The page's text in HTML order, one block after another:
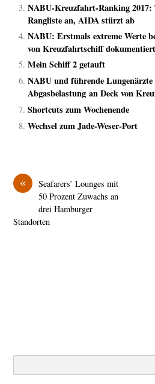
NABU-Kreuzfahrt-Ranking
Rangliste an, AIDA stürzt ab
NABU: Erstmals extreme Werte
von Kreuzfahrtschiff dokumentiert
Mein Schiff 2 getauft
NABU und führende
Abgasbelastung an Deck von
Shortcuts zum Wochenende
Wechsel zum Jade-Weser-Port
«
Seafarers’ Lounges mit
50 Prozent Zuwachs an
drei Hamburger
Standorten